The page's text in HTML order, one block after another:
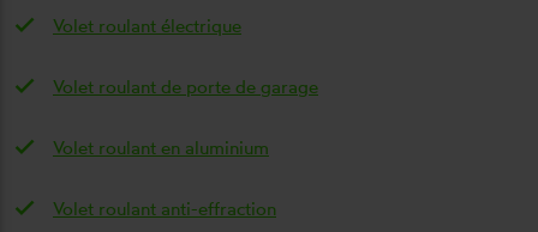
Volet roulant électrique
Volet roulant de porte de garage
Volet roulant en aluminium
Volet roulant anti-effraction